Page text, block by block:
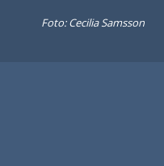
Foto: Cecilia Samsson